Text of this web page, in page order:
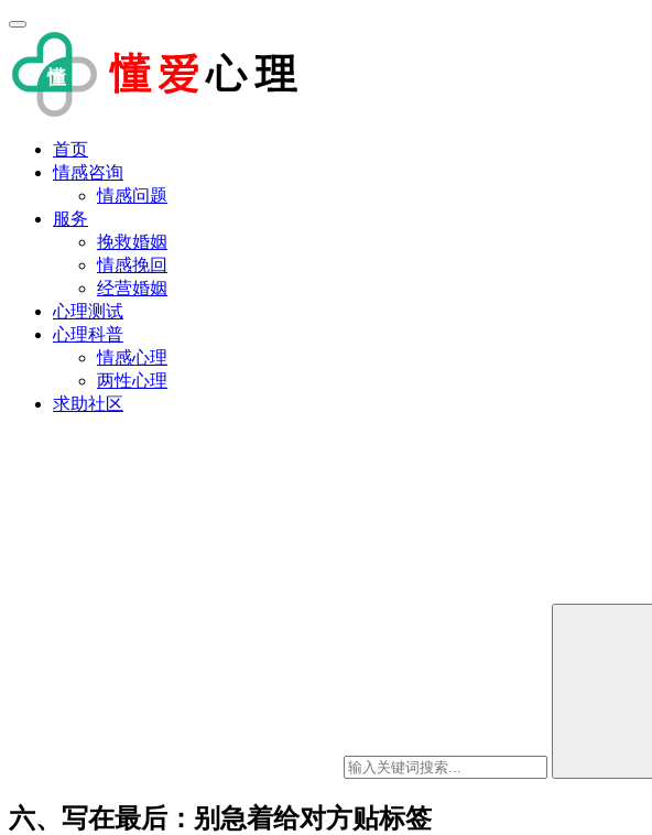
首页
情感咨询
情感问题
服务
挽救婚姻
情感挽回
经营婚姻
心理测试
心理科普
情感心理
两性心理
求助社区
六、写在最后：别急着给对方贴标签